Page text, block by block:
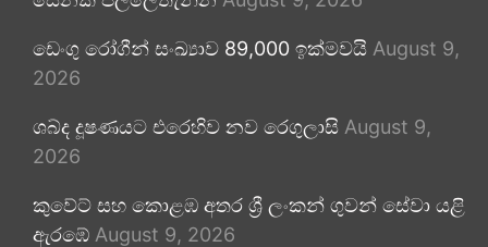
ඩෙංගු රෝගීන් සංඛ්‍යාව 89,000 ඉක්මවයි August 9,
2026
ශබ්ද දූෂණයට එරෙහිව නව රෙගුලාසි August 9,
2026
කුවේට් සහ කොළඹ අතර ශ්‍රී ලංකන් ගුවන් සේවා යළි
ඇරඹේ August 9, 2026